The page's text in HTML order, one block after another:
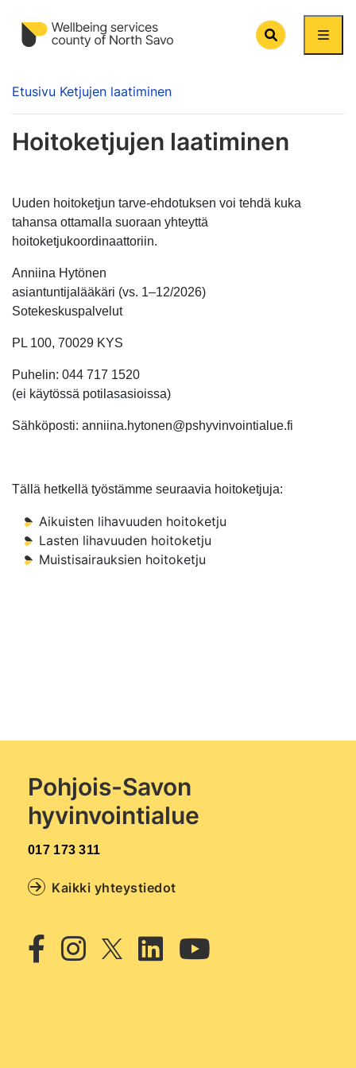
Search
Etusivu Ketjujen laatiminen
Hoitoketjujen laatiminen
Uuden hoitoketjun tarve-ehdotuksen voi tehdä kuka
tahansa ottamalla suoraan yhteyttä
hoitoketjukoordinaattoriin.
Anniina Hytönen
asiantuntijalääkäri (vs. 1–12/2026)
Sotekeskuspalvelut
PL 100, 70029 KYS
Puhelin: 044 717 1520
(ei käytössä potilasasioissa)
Sähköposti: anniina.hytonen@pshyvinvointialue.fi
Tällä hetkellä työstämme seuraavia hoitoketjuja:
Aikuisten lihavuuden hoitoketju
Lasten lihavuuden hoitoketju
Muistisairauksien hoitoketju
Pohjois-Savon
hyvinvointialue
017 173 311
Kaikki yhteystiedot
Facebook
Instagram
TwitterLinkedin